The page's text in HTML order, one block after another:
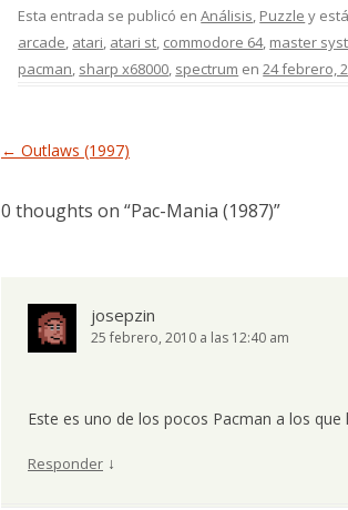
Esta entrada se publicó enAnálisis, Puzzle y
arcade, atari, atari st, commodore 64, master
pacman, sharp x68000, spectrum en24 febrero,
Navegación de entradas
← Outlaws (1997)
0 thoughts on “Pac-Mania (1987)”
josepzin
25 febrero, 2010 a las 12:40 am
Este es uno de los pocos Pacman a los
Responder ↓